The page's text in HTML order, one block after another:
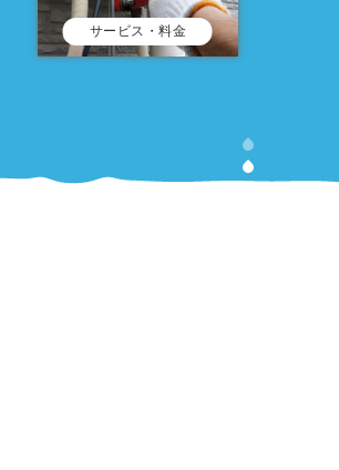
サービス・料金